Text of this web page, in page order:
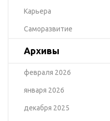
Карьера
Саморазвитие
Архивы
февраля 2026
января 2026
декабря 2025